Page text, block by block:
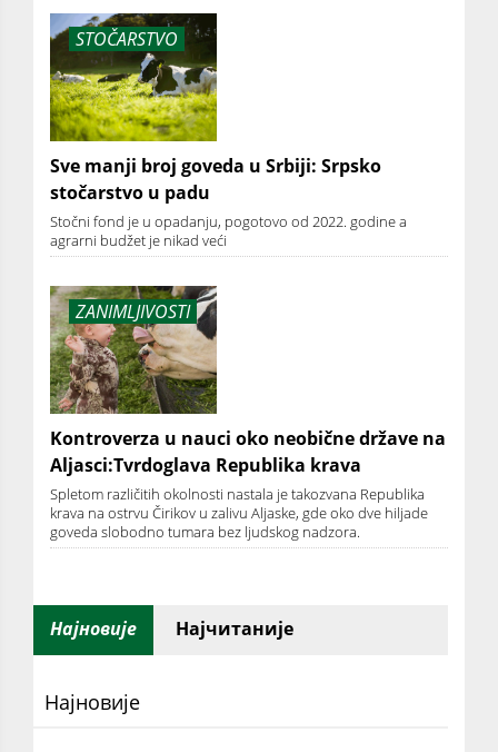
STOČARSTVO
Sve manji broj goveda u Srbiji: Srpsko
stočarstvo u padu
Stočni fond je u opadanju, pogotovo od 2022. godine a
agrarni budžet je nikad veći
ZANIMLJIVOSTI
Kontroverza u nauci oko neobične države na
Aljasci:Tvrdoglava Republika krava
Spletom različitih okolnosti nastala je takozvana Republika
krava na ostrvu Čirikov u zalivu Aljaske, gde oko dve hiljade
goveda slobodno tumara bez ljudskog nadzora.
Најновије Најчитаније
Најновије